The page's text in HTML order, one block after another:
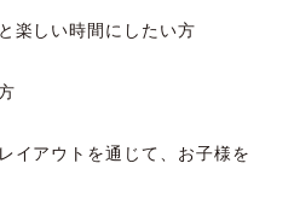
楽しい時間にしたい方
イアウトを通じて、お子様を